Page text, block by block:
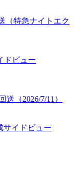
（特急ナイトエク
ドビュー
（2026/7/11）
サイドビュー